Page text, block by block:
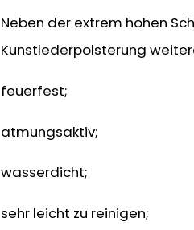
Neben der extrem hohen
Kunstlederpolsterung
feuerfest;
atmungsaktiv;
wasserdicht;
sehr leicht zu reinigen;